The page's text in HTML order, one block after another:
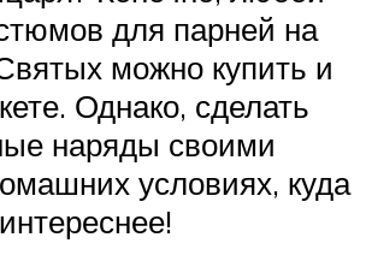
для парней на
можно купить и
Однако, сделать
наряды своими
условиях, куда